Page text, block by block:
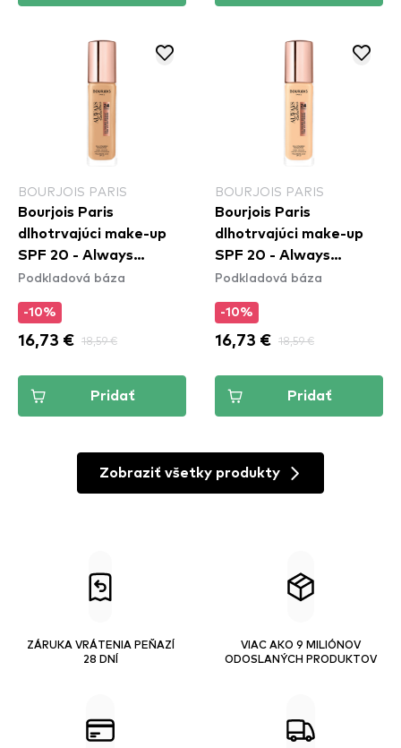
BOURJOIS PARIS
Bourjois Paris
dlhotrvajúci make-up
SPF 20 - Always
Fabulous Foundation -
Podkladová báza
-10%
16,73 € 18,59 €
Pridať
BOURJOIS PARIS
Bourjois Paris
dlhotrvajúci make-up
SPF 20 - Always
Fabulous Foundation -
Podkladová báza
-10%
16,73 € 18,59 €
Pridať
Zobraziť všetky produkty
ZÁRUKA VRÁTENIA PEŇAZÍ
28 DNÍ
VIAC AKO 9 MILIÓNOV
ODOSLANÝCH PRODUKTOV